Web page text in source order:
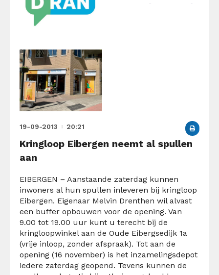
19-09-2013 20:21
Kringloop Eibergen neemt al spullen
aan
EIBERGEN – Aanstaande zaterdag kunnen
inwoners al hun spullen inleveren bij kringloop
Eibergen. Eigenaar Melvin Drenthen wil alvast
een buffer opbouwen voor de opening. Van
9.00 tot 19.00 uur kunt u terecht bij de
kringloopwinkel aan de Oude Eibergsedijk 1a
(vrije inloop, zonder afspraak). Tot aan de
opening (16 november) is het inzamelingsdepot
iedere zaterdag geopend. Tevens kunnen de